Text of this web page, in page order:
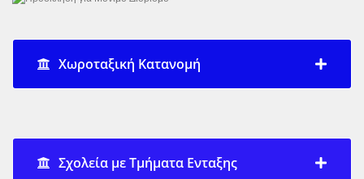
Χωροταξική Κατανομή
Σχολεία με Τμήματα Ενταξης